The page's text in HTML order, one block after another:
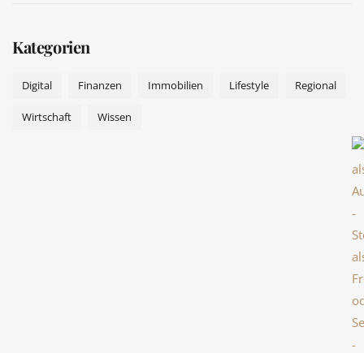
Kategorien
Digital Finanzen Immobilien Lifestyle Regional
Wirtschaft Wissen